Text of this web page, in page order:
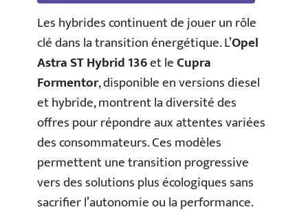
Les hybrides continuent de jouer un rôle
clé dans la transition énergétique. L’Opel
Astra ST Hybrid 136et leCupra
Formentor, disponible en versions diesel
et hybride, montrent la diversité des
offres pour répondre aux attentes variées
des consommateurs. Ces modèles
permettent une transition progressive
vers des solutions plus écologiques sans
sacrifier l’autonomie ou la performance.